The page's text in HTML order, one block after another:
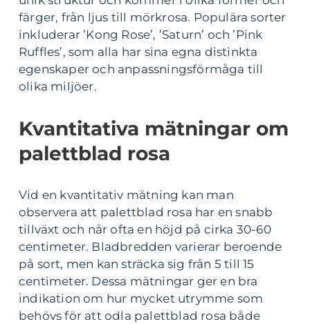
färger, från ljus till mörkrosa. Populära sorter
inkluderar ’Kong Rose’, ’Saturn’ och ’Pink
Ruffles’, som alla har sina egna distinkta
egenskaper och anpassningsförmåga till
olika miljöer.
Kvantitativa mätningar om
palettblad rosa
Vid en kvantitativ mätning kan man
observera att palettblad rosa har en snabb
tillväxt och når ofta en höjd på cirka 30-60
centimeter. Bladbredden varierar beroende
på sort, men kan sträcka sig från 5 till 15
centimeter. Dessa mätningar ger en bra
indikation om hur mycket utrymme som
behövs för att odla palettblad rosa både